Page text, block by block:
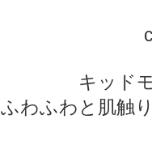
キッド
ふわふわと肌触